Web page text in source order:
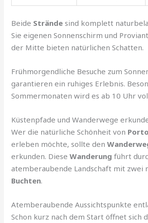
Beide Strände sind komplett
Sie eigenen Sonnenschirm und
der Mitte bieten natürlichen Schatten.
Frühmorgendliche Besuche zum
garantieren ein ruhiges Erlebnis.
Sommermonaten wird es ab 10 Uhr
Küstenpfade und Wanderwege
Wer die natürliche Schönheit von
erleben möchte, sollte den
erkunden. DieseWanderung führt
atemberaubende Landschaft mit zwei
Buchten.
Atemberaubende Aussichtspunkte
Schon kurz nach dem Start öffnet sich